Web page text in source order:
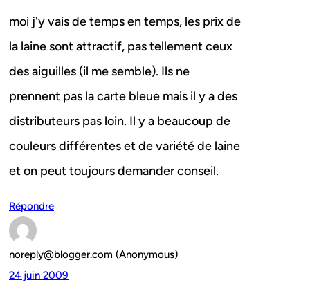
moi j'y vais de temps en temps, les prix de
la laine sont attractif, pas tellement ceux
des aiguilles (il me semble). Ils ne
prennent pas la carte bleue mais il y a des
distributeurs pas loin. Il y a beaucoup de
couleurs différentes et de variété de laine
et on peut toujours demander conseil.
Répondre
noreply@blogger.com (Anonymous)
24 juin 2009